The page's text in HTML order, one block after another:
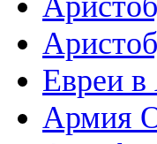
Евреи
Армия